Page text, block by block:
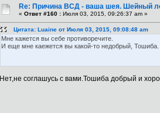
Re: Причина ВСД - ваша шея. Шейный
« Ответ #160 : Июля 03, 2015, 09:26:37 am »
Цитата: Luaine от Июля 03, 2015, 09:08:48 am
Мне кажется вы себе противоречите.
И еще мне каежется вы какой-то недобрый, Тошиба.
Нет,не соглашусь с вами.Тошиба добрый и